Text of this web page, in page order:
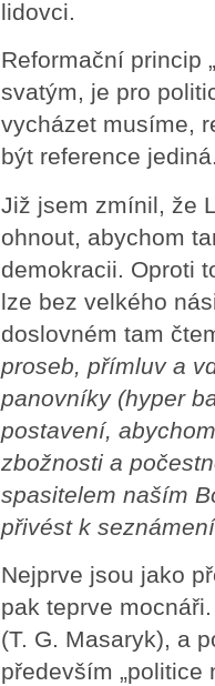
lidovci.
Reformační princip
svatým, je pro
vycházet musíme,
být reference
Již jsem zmínil, že
ohnout, abychom
demokracii. Oproti
lze bez velkého
doslovném tam
proseb, přímluv a
panovníky (hyper
postavení,
zbožnosti a
spasitelem naším
přivést k
Nejprve jsou jako
pak teprve
(T. G. Masaryk), a
především